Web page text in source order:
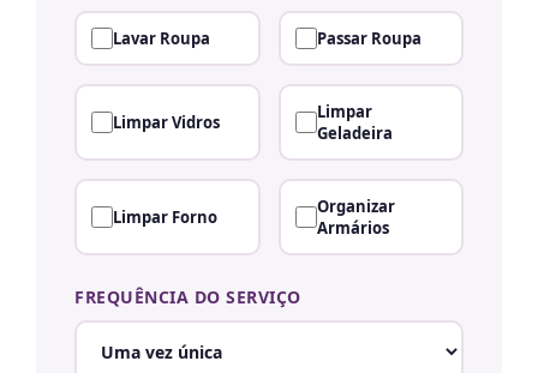
Lavar Roupa Passar Roupa
Limpar Vidros
Limpar
Geladeira
Limpar Forno
Organizar
Armários
FREQUÊNCIA DO SERVIÇO